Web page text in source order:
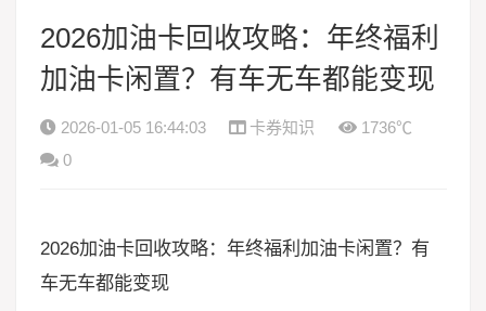
2026加油卡回收攻略：年终福利
加油卡闲置？有车无车都能变现
2026-01-05 16:44:03 卡券知识
1736℃
0
2026加油卡回收攻略：年终福利加油卡闲置？有
车无车都能变现